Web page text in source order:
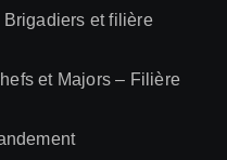
et filière
et Majors – Filière